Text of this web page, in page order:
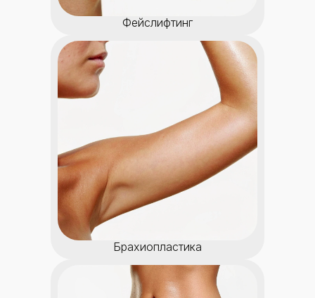
Фейслифтинг
Брахиопластика